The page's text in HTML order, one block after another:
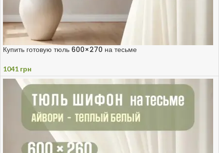
Купить готовую тюль 600×270 на тесьме
1041 грн